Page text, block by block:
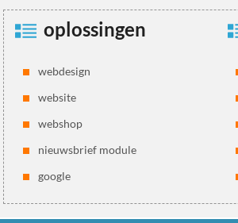
oplossingen
webdesign
website
webshop
nieuwsbrief module
google